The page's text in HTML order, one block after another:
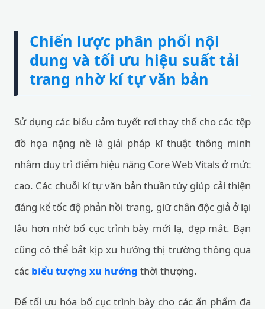
Chiến lược phân phối nội
dung và tối ưu hiệu suất tải
trang nhờ kí tự văn bản
Sử dụng các biểu cảm tuyết rơi thay thế cho các tệp
đồ họa nặng nề là giải pháp kĩ thuật thông minh
nhằm duy trì điểm hiệu năng Core Web Vitals ở mức
cao. Các chuỗi kí tự văn bản thuần túy giúp cải thiện
đáng kể tốc độ phản hồi trang, giữ chân độc giả ở lại
lâu hơn nhờ bố cục trình bày mới lạ, đẹp mắt. Bạn
cũng có thể bắt kịp xu hướng thị trường thông qua
các biểu tượng xu hướng thời thượng.
Để tối ưu hóa bố cục trình bày cho các ấn phẩm đa